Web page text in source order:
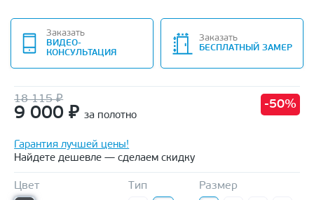
Заказать
ВИДЕО-
КОНСУЛЬТАЦИЯ
Заказать
БЕСПЛАТНЫЙ ЗАМЕР
18 115 ₽
9 000 ₽ за полотно
-50%
Гарантия лучшей цены!
Найдете дешевле — сделаем скидку
Цвет Тип Размер